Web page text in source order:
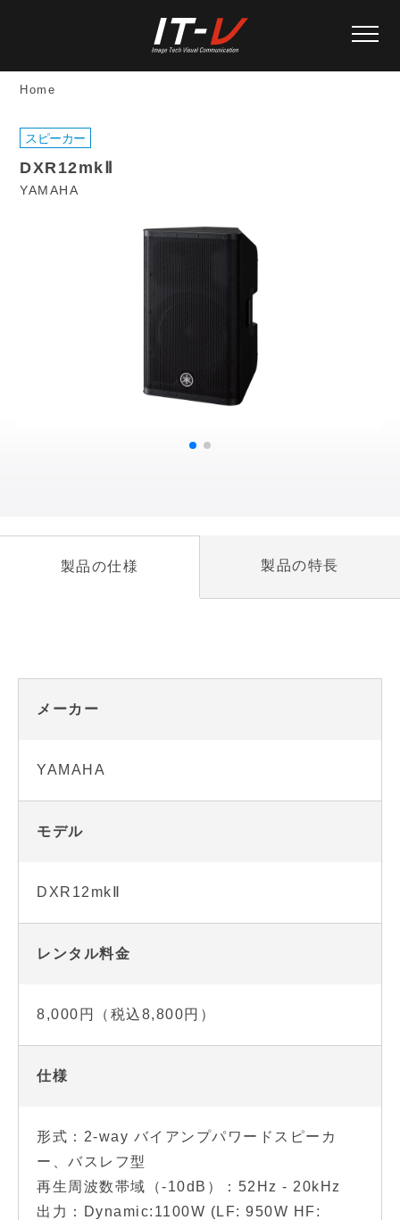
Home
スピーカー
DXR12mkⅡ
YAMAHA
製品の仕様
メーカー
YAMAHA
モデル
DXR12mkⅡ
レンタル料金
8,000円（税込8,800円）
仕様
形式：2-way バイアンプパワードスピーカ
ー、バスレフ型
再生周波数帯域（-10dB）：52Hz - 20kHz
出力：Dynamic:1100W (LF: 950W HF:
製品の特長